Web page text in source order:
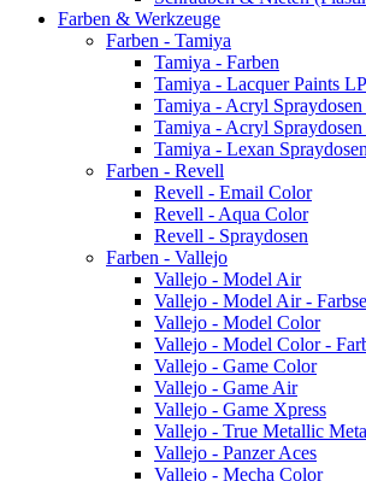
Farben & Werkzeuge
Farben - Tamiya
Tamiya - Farben
Tamiya - Lacquer Paints LP
Tamiya - Acryl Spraydosen
Tamiya - Acryl Spraydosen
Tamiya - Lexan
Farben - Revell
Revell - Email Color
Revell - Aqua Color
Revell - Spraydosen
Farben - Vallejo
Vallejo - Model Air
Vallejo - Model Air -
Vallejo - Model Color
Vallejo - Model Color -
Vallejo - Game Color
Vallejo - Game Air
Vallejo - Game Xpress
Vallejo - True Metallic
Vallejo - Panzer Aces
Vallejo - Mecha Color